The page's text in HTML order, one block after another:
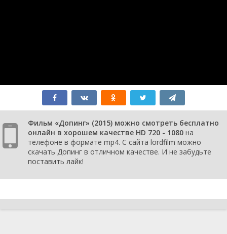
Фильм «Допинг» (2015) можно смотреть бесплатно
онлайн в хорошем качестве HD 720 - 1080 на
телефоне в формате mp4. С сайта lordfilm можно
скачать Допинг в отличном качестве. И не забудьте
поставить лайк!